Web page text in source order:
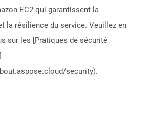
EC2 qui garantissent la
la résilience du service. Veuillez en
sur les [Pratiques de sécurité
security).